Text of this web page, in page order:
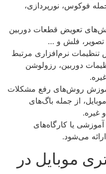
فوکوس، نورپردازی،
تعویض قطعات دوربین
تصویر، فلش و …
تنظیمات نرم‌افزاری مرتبط
دوربین، رزولوشن
روش‌های رفع مشکلات
از جمله باگ‌های
غیره.
یا کارگاه‌های
می‌شود.
موبایل در